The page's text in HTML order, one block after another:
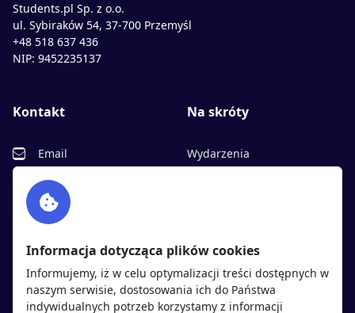
Students.pl Sp. z o.o.
ul. Sybiraków 54, 37-700 Przemyśl
+48 518 637 436
NIP: 9452235137
Kontakt
Email
Facebook
Twitter
Na skróty
Wydarzenia
Polityka cookies
Polityka prywatności
Informacja dotycząca plików cookies
Informujemy, iż w celu optymalizacji treści dostępnych w
naszym serwisie, dostosowania ich do Państwa
indywidualnych potrzeb korzystamy z informacji